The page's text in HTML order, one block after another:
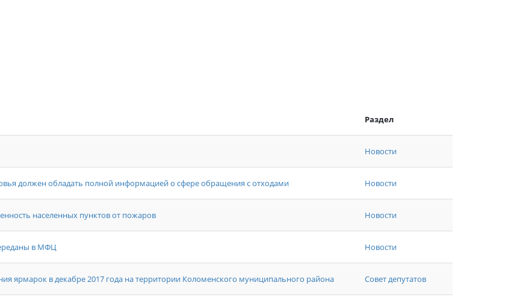
Раздел
Новости
должен обладать полной информацией о сфере обращения с отходами Новости
населенных пунктов от пожаров Новости
в МФЦ Новости
ярмарок в декабре 2017 года на территории Коломенского муниципального района Совет депутатов